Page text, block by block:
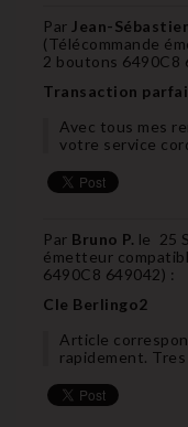
Par Jean-
(Télécommande
2 boutons 6490C8
Transaction
Avec tous mes
votre service
Par Bruno P. le 25
émetteur
6490C8 649042) :
Cle Berlingo2
Article
rapidement.